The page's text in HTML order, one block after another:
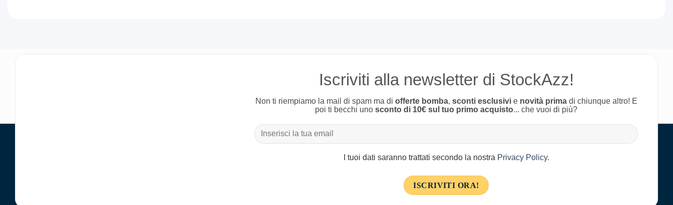
Iscriviti alla newsletter di StockAzz!
Non ti riempiamo la mail di spam ma di offerte bomba, sconti esclusivie novità primadi chiunque altro! E
poi ti becchi uno sconto di 10€ sul tuo primo acquisto... che vuoi di più?
I tuoi dati saranno trattati secondo la nostra Privacy Policy.